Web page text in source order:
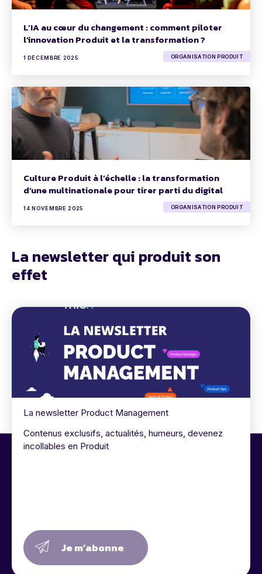
L’IA au cœur du changement : comment piloter
l’innovation Produit et la transformation ?
1 DÉCEMBRE 2025 ORGANISATION PRODUIT
Culture Produit à l’échelle : la transformation
d’une multinationale pour tirer parti du digital
14 NOVEMBRE 2025 ORGANISATION PRODUIT
La newsletter qui produit son
effet
La newsletter Product Management
Contenus exclusifs, actualités, humeurs, devenez
incollables en Produit
Je m’abonne